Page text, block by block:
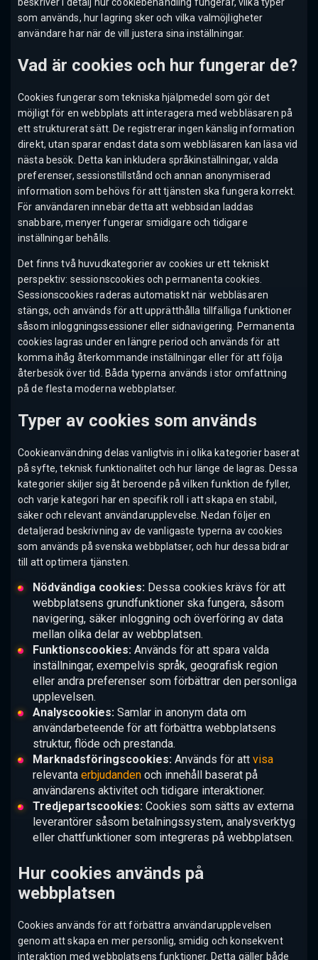
som används, hur lagring sker och vilka valmöjligheter
användare har när de vill justera sina inställningar.
Vad är cookies och hur fungerar de?
Cookies fungerar som tekniska hjälpmedel som gör det
möjligt för en webbplats att interagera med webbläsaren på
ett strukturerat sätt. De registrerar ingen känslig information
direkt, utan sparar endast data som webbläsaren kan läsa vid
nästa besök. Detta kan inkludera språkinställningar, valda
preferenser, sessionstillstånd och annan anonymiserad
information som behövs för att tjänsten ska fungera korrekt.
För användaren innebär detta att webbsidan laddas
snabbare, menyer fungerar smidigare och tidigare
inställningar behålls.
Det finns två huvudkategorier av cookies ur ett tekniskt
perspektiv: sessionscookies och permanenta cookies.
Sessionscookies raderas automatiskt när webbläsaren
stängs, och används för att upprätthålla tillfälliga funktioner
såsom inloggningssessioner eller sidnavigering. Permanenta
cookies lagras under en längre period och används för att
komma ihåg återkommande inställningar eller för att följa
återbesök över tid. Båda typerna används i stor omfattning
på de flesta moderna webbplatser.
Typer av cookies som används
Cookieanvändning delas vanligtvis in i olika kategorier baserat
på syfte, teknisk funktionalitet och hur länge de lagras. Dessa
kategorier skiljer sig åt beroende på vilken funktion de fyller,
och varje kategori har en specifik roll i att skapa en stabil,
säker och relevant användarupplevelse. Nedan följer en
detaljerad beskrivning av de vanligaste typerna av cookies
som används på svenska webbplatser, och hur dessa bidrar
till att optimera tjänsten.
Nödvändiga cookies: Dessa cookies krävs för att
webbplatsens grundfunktioner ska fungera, såsom
navigering, säker inloggning och överföring av data
mellan olika delar av webbplatsen.
Funktionscookies: Används för att spara valda
inställningar, exempelvis språk, geografisk region
eller andra preferenser som förbättrar den personliga
upplevelsen.
Analyscookies: Samlar in anonym data om
användarbeteende för att förbättra webbplatsens
struktur, flöde och prestanda.
Marknadsföringscookies: Används för att visa
relevanta erbjudandenoch innehåll baserat på
användarens aktivitet och tidigare interaktioner.
Tredjepartscookies: Cookies som sätts av externa
leverantörer såsom betalningssystem, analysverktyg
eller chattfunktioner som integreras på webbplatsen.
Hur cookies används på
webbplatsen
Cookies används för att förbättra användarupplevelsen
genom att skapa en mer personlig, smidig och konsekvent
interaktion med webbplatsens funktioner. Detta gäller både